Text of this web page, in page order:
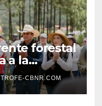
forestal
a la
de
la
con la
CBNR.COM